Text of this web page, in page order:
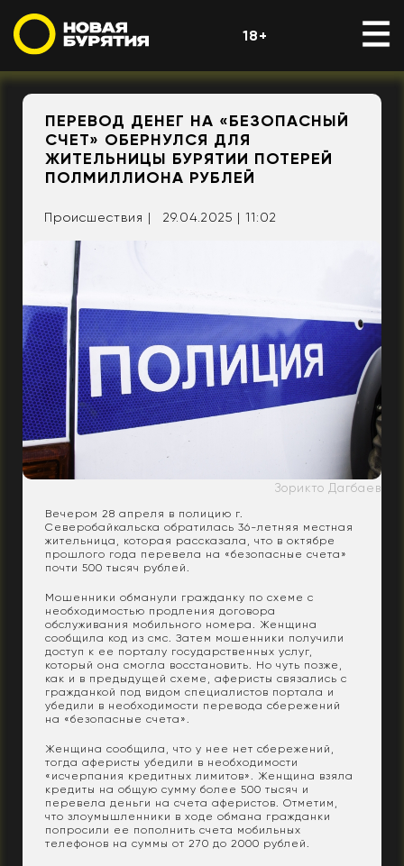
18+
ПЕРЕВОД ДЕНЕГ НА «БЕЗОПАСНЫЙ
СЧЕТ» ОБЕРНУЛСЯ ДЛЯ
ЖИТЕЛЬНИЦЫ БУРЯТИИ ПОТЕРЕЙ
ПОЛМИЛЛИОНА РУБЛЕЙ
Происшествия | 29.04.2025 | 11:02
Зорикто Дагбаев
Вечером 28 апреля в полицию г.
Северобайкальска обратилась 36-летняя местная
жительница, которая рассказала, что в октябре
прошлого года перевела на «безопасные счета»
почти 500 тысяч рублей.
Мошенники обманули гражданку по схеме с
необходимостью продления договора
обслуживания мобильного номера. Женщина
сообщила код из смс. Затем мошенники получили
доступ к ее порталу государственных услуг,
который она смогла восстановить. Но чуть позже,
как и в предыдущей схеме, аферисты связались с
гражданкой под видом специалистов портала и
убедили в необходимости перевода сбережений
на «безопасные счета».
Женщина сообщила, что у нее нет сбережений,
тогда аферисты убедили в необходимости
«исчерпания кредитных лимитов». Женщина взяла
кредиты на общую сумму более 500 тысяч и
перевела деньги на счета аферистов. Отметим,
что злоумышленники в ходе обмана гражданки
попросили ее пополнить счета мобильных
телефонов на суммы от 270 до 2000 рублей.